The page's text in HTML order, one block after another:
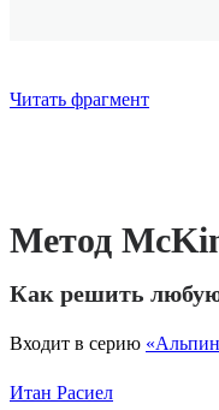
Читать фрагмент
Метод
Как решить
Входит в серию
Итан Расиел